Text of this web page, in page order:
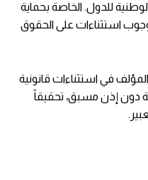
للدول. الخاصة بحماية
استثناءات على الحقوق
في استثناءات قانونية
دون إذن مسبق، تحقيقاً